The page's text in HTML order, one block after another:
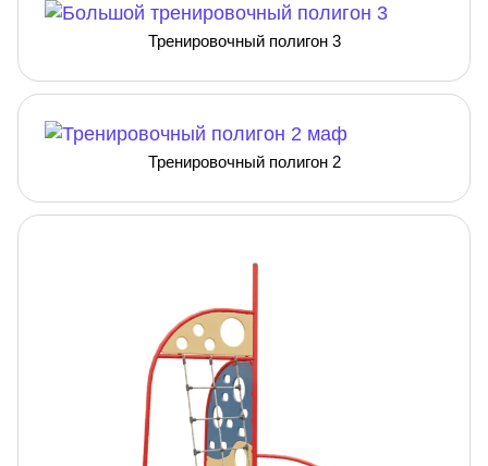
Тренировочный полигон 3
Тренировочный полигон 2